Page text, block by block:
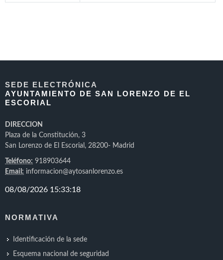
SEDE ELECTRÓNICA
AYUNTAMIENTO DE SAN LORENZO DE EL
ESCORIAL
DIRECCION
Plaza de la Constitución, 3
San Lorenzo de El Escorial, 28200- Madrid
Teléfono: 918903644
Email: informacion@aytosanlorenzo.es
NORMATIVA
Identificación de la sede
Esquema nacional de seguridad